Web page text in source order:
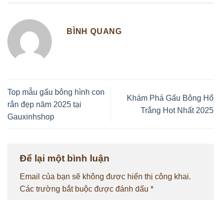
BÌNH QUANG
Top mẫu gấu bông hình con
rắn đẹp năm 2025 tại
Gauxinhshop
Khám Phá Gấu Bông Hổ
Trắng Hot Nhất 2025
Để lại một bình luận
Email của bạn sẽ không được hiển thị công khai.
Các trường bắt buộc được đánh dấu *